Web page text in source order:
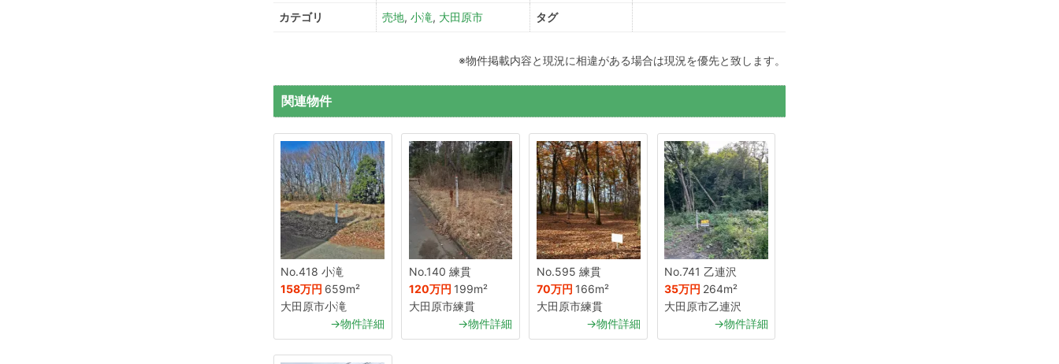
カテゴリ 売地, 小滝, 大田原市 タグ
※物件掲載内容と現況に相違がある場合は現況を優先と致します。
関連物件
No.418 小滝
158万円 659m²
大田原市小滝
→物件詳細
No.140 練貫
120万円 199m²
大田原市練貫
→物件詳細
No.595 練貫
70万円 166m²
大田原市練貫
→物件詳細
No.741 乙連沢
35万円 264m²
大田原市乙連沢
→物件詳細